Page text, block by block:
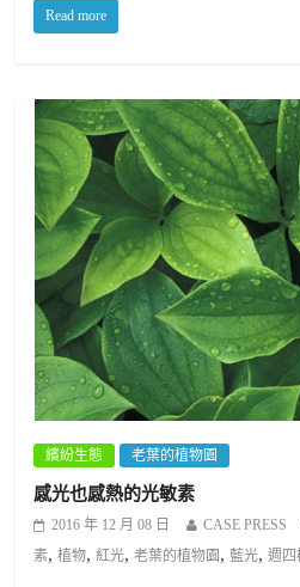
Read more
繽紛生態 老葉的植物園
感光也感熱的光敏素
2016 年 12 月 08 日 CASE PRESS
素,植物,紅光,老葉的植物園 ,藍光,週四